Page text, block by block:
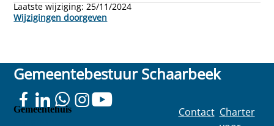
Laatste wijziging:25/11/2024
Wijzigingen doorgeven
Gemeentebestuur Schaarbeek
Gemeentehuis Contact Charter